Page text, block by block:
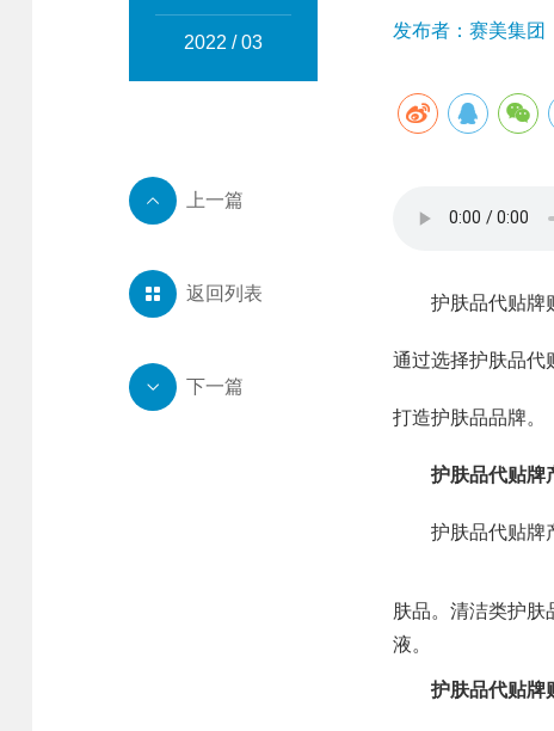
2022 / 03
 上一篇
 返回列表
 下一篇
发布者：赛美集
护肤品代贴牌贴
通过选择护肤品代
打造护肤品品牌。
护肤品代贴牌
护肤品代贴牌产
肤品。清洁类护肤
液。
护肤品代贴牌